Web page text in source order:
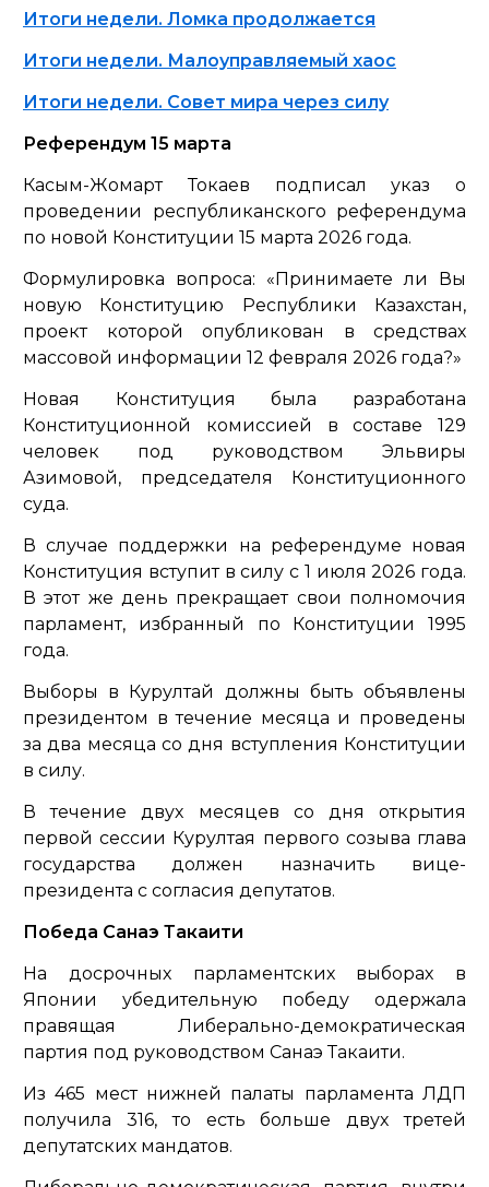
Итоги недели. Ломка продолжается
Итоги недели. Малоуправляемый хаос
Итоги недели. Совет мира через силу
Референдум 15 марта
Касым-Жомарт Токаев подписал указ о
проведении республиканского референдума
по новой Конституции 15 марта 2026 года.
Формулировка вопроса: «Принимаете ли Вы
новую Конституцию Республики Казахстан,
проект которой опубликован в средствах
массовой информации 12 февраля 2026 года?»
Новая Конституция была разработана
Конституционной комиссией в составе 129
человек под руководством Эльвиры
Азимовой, председателя Конституционного
суда.
В случае поддержки на референдуме новая
Конституция вступит в силу с 1 июля 2026 года.
В этот же день прекращает свои полномочия
парламент, избранный по Конституции 1995
года.
Выборы в Курултай должны быть объявлены
президентом в течение месяца и проведены
за два месяца со дня вступления Конституции
в силу.
В течение двух месяцев со дня открытия
первой сессии Курултая первого созыва глава
государства должен назначить вице-
президента с согласия депутатов.
Победа Санаэ Такаити
На досрочных парламентских выборах в
Японии убедительную победу одержала
правящая Либерально-демократическая
партия под руководством Санаэ Такаити.
Из 465 мест нижней палаты парламента ЛДП
получила 316, то есть больше двух третей
депутатских мандатов.